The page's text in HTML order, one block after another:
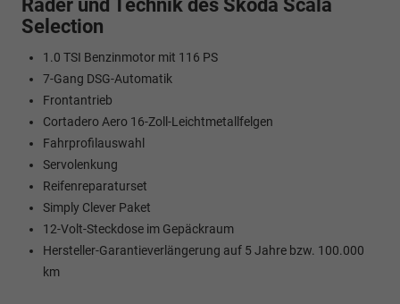
Räder und Technik des Skoda Scala
Selection
1.0 TSI Benzinmotor mit 116 PS
7-Gang DSG-Automatik
Frontantrieb
Cortadero Aero 16-Zoll-Leichtmetallfelgen
Fahrprofilauswahl
Servolenkung
Reifenreparaturset
Simply Clever Paket
12-Volt-Steckdose im Gepäckraum
Hersteller-Garantieverlängerung auf 5 Jahre bzw. 100.000
km